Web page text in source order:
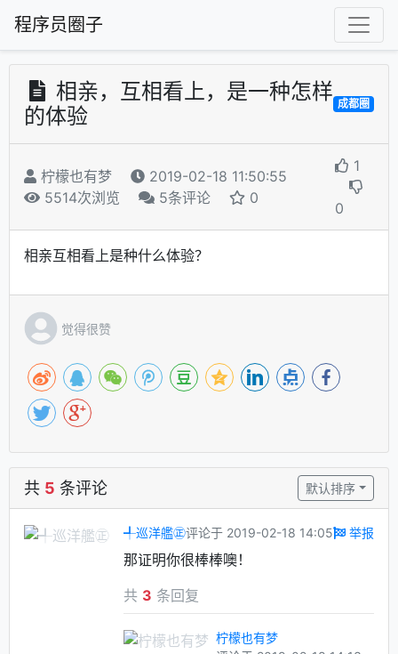
程序员圈子
相亲，互相看上，是一种怎样
的体验
成都圈
柠檬也有梦
2019-02-18 11:50:55
5514次浏览
5条评论 0
1
0
相亲互相看上是种什么体验？
觉得很赞
共 5 条评论 默认排序
╃巡洋艦㊣评论于 2019-02-18 14:05 举报
那证明你很棒棒噢！
共 3 条回复
柠檬也有梦